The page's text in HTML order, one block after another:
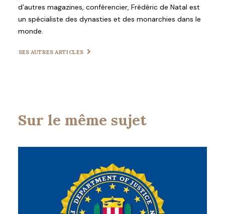
d’autres magazines, conférencier, Frédéric de Natal est
un spécialiste des dynasties et des monarchies dans le
monde.
SES AUTRES ARTICLES
Sur le même sujet